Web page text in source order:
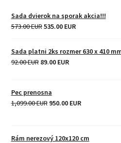
Sada dvierok na sporak akcia!!!
573.00 EUROriginal
was:
573.00 EUR.
535.00 EURCurrent
Sada platni 2ks rozmer 630 x 410
92.00 EUR Original
92.00 EUR.
89.00 EURCurrent
Pec prenosna
1,099.00 EUR Original
1,099.00 EUR.
950.00 EURCurrent
Rám nerezový 120x120 cm